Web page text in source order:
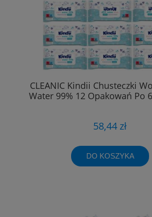
CLEANIC Kindii Chusteczki
Water 99% 12 Opakowań Po
58,44 zł
DO KOSZYKA